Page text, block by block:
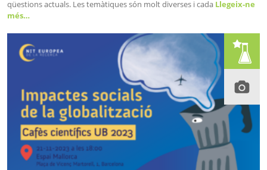
qüestions actuals. Les temàtiques són molt diverses i cada Llegeix-ne
més…